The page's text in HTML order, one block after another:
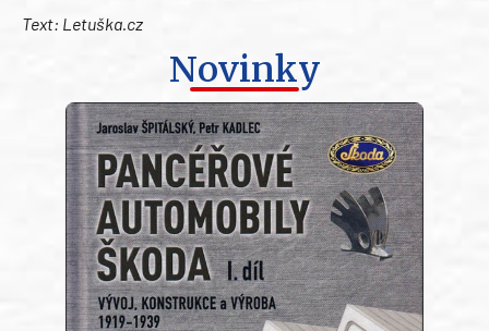
Text: Letuška.cz
Novinky